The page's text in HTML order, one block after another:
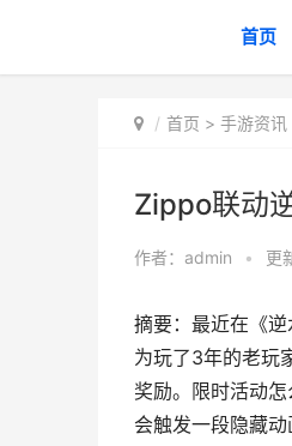
首页
首页 > 手游资讯
Zippo联动
作者： admin • 更
摘要：最近在《
为玩了3年的老玩
奖励。限时活动
会触发一段隐藏